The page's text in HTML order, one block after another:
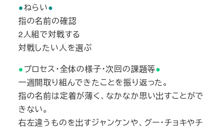
●ねらい●
指の名前の確認
2人組で対戦する
対戦したい人を選ぶ
●プロセス・全体の様子・次回の課題等●
一週間取り組んできたことを振り返った。
指の名前は定着が薄く、なかなか思い出すことがで
きない。
右左違うものを出すジャンケンや、グー・チョキやチ